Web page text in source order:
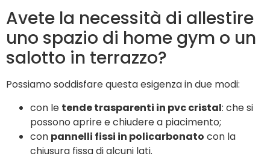
Avete la necessità di allestire
uno spazio di home gym o un
salotto in terrazzo?
Possiamo soddisfare questa esigenza in due modi:
con le tende trasparenti in pvc cristal: che si
possono aprire e chiudere a piacimento;
con pannelli fissi in policarbonato con la
chiusura fissa di alcuni lati.